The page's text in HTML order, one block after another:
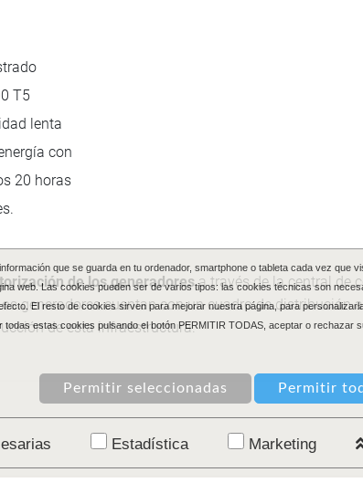
T5
lenta
con
20 horas
de los generadoresa través de la central de
generadores cuentan con un cuadro de distribución
de esta infraestructura.
que se guarda en tu ordenador, smartphone o tableta cada vez
web. Las cookies pueden ser de varios tipos: las cookies técnicas son
El resto de cookies sirven para mejorar nuestra página, para
estas cookies pulsando el botón PERMITIR TODAS, aceptar o rechazar
Estadística Marketing